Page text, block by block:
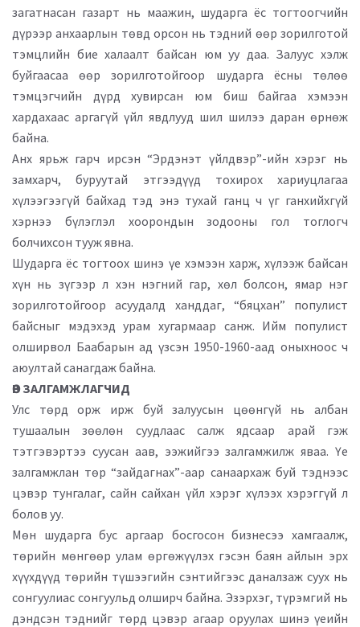
загатнасан газарт нь маажин, шударга ёс тогтоогчийн
дүрээр анхаарлын төвд орсон нь тэдний өөр зорилготой
тэмцлийн бие халаалт байсан юм уу даа. Залуус хэлж
буйгаасаа өөр зорилготойгоор шударга ёсны төлөө
тэмцэгчийн дүрд хувирсан юм биш байгаа хэмээн
хардахаас аргагүй үйл явдлууд шил шилээ даран өрнөж
байна.
Анх ярьж гарч ирсэн “Эрдэнэт үйлдвэр”-ийн хэрэг нь
замхарч, буруутай этгээдүүд тохирох хариуцлагаа
хүлээгээгүй байхад тэд энэ тухай ганц ч үг ганхийхгүй
хэрнээ бүлэглэл хоорондын зодооны гол тоглогч
болчихсон тууж явна.
Шударга ёс тогтоох шинэ үе хэмээн харж, хүлээж байсан
хүн нь зүгээр л хэн нэгний гар, хөл болсон, ямар нэг
зорилготойгоор асуудалд ханддаг, “бяцхан” популист
байсныг мэдэхэд урам хугармаар санж. Ийм популист
олширвол Баабарын ад үзсэн 1950-1960-аад оныхноос ч
аюултай санагдаж байна.
ӨВ ЗАЛГАМЖЛАГЧИД
Улс төрд орж ирж буй залуусын цөөнгүй нь албан
тушаалын зөөлөн суудлаас салж ядсаар арай гэж
тэтгэвэртээ суусан аав, ээжийгээ залгамжилж яваа. Үе
залгамжлан төр “зайдагнах”-аар санаархаж буй тэднээс
цэвэр тунгалаг, сайн сайхан үйл хэрэг хүлээх хэрэггүй л
болов уу.
Мөн шударга бус аргаар босгосон бизнесээ хамгаалж,
төрийн мөнгөөр улам өргөжүүлэх гэсэн баян айлын эрх
хүүхдүүд төрийн түшээгийн сэнтийгээс даналзаж суух нь
сонгуулиас сонгуульд олширч байна. Эзэрхэг, түрэмгий нь
дэндсэн тэднийг төрд цэвэр агаар оруулах шинэ үеийн